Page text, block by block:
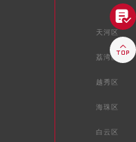
天河区
荔湾区
越秀区
海珠区
白云区

